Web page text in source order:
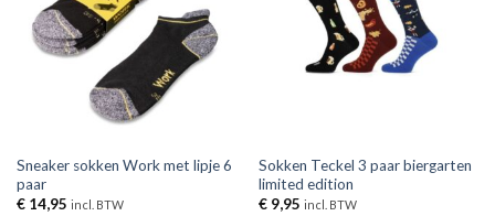
verlanglijst
Sneaker sokken Work met lipje 6
paar
€14,95 incl. BTW
verlanglijst
Sokken Teckel 3 paar biergarten
limited edition
€9,95 incl. BTW